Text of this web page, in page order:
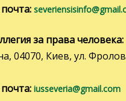
за права человека:
04070, Киев, ул.
iusseveria@gmail.com